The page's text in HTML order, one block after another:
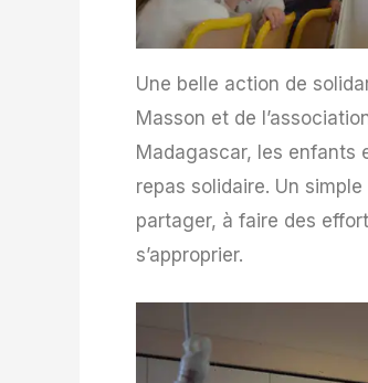
Une belle action de
Masson et de
Madagascar, les enfants
repas solidaire. Un
partager, à faire des
s’approprier.